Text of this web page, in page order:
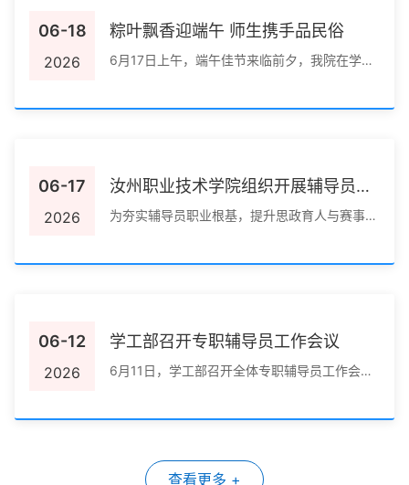
06-18
2026
粽叶飘香迎端午 师生携手品民俗
6月17日上午，端午佳节来临前夕，我院在学生
06-17
2026
汝州职业技术学院组织开展辅导员素
质能力大赛专项培训
为夯实辅导员职业根基，提升思政育人与赛事参
06-12
2026
学工部召开专职辅导员工作会议
6月11日，学工部召开全体专职辅导员工作会
查看更多 +